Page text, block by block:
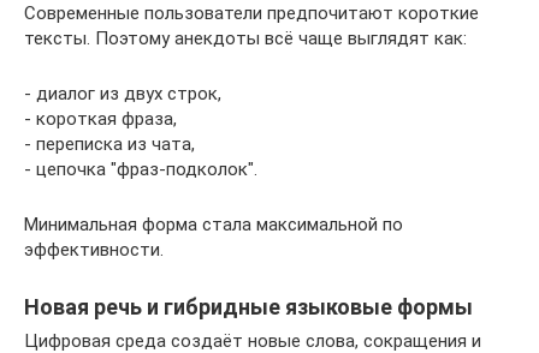
Современные пользователи предпочитают короткие
тексты. Поэтому анекдоты всё чаще выглядят как:
- диалог из двух строк,
- короткая фраза,
- переписка из чата,
- цепочка "фраз-подколок".
Минимальная форма стала максимальной по
эффективности.
Новая речь и гибридные языковые формы
Цифровая среда создаёт новые слова, сокращения и